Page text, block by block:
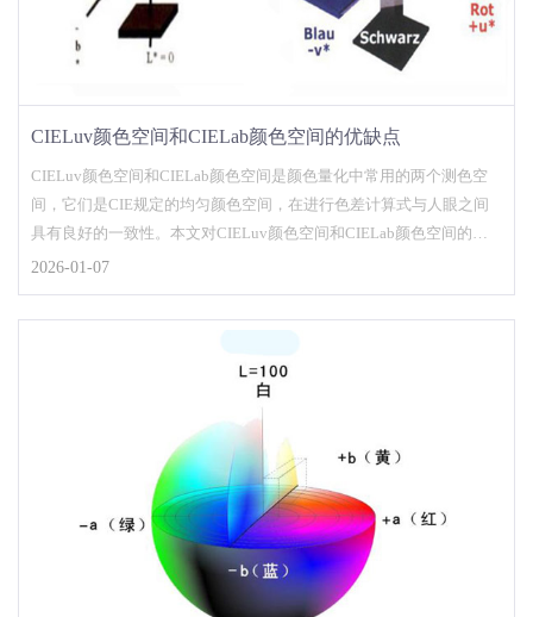
CIELuv颜色空间和CIELab颜色空间的优缺点
CIELuv颜色空间和CIELab颜色空间是颜色量化中常用的两个测色空
间，它们是CIE规定的均匀颜色空间，在进行色差计算式与人眼之间
具有良好的一致性。本文对CIELuv颜色空间和CIELab颜色空间的优
缺点做了介绍。...
2026-01-07